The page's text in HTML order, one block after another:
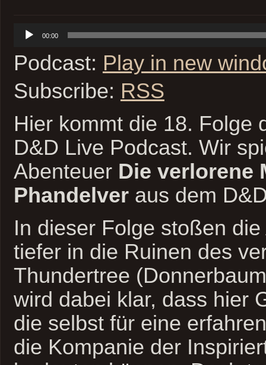
Audio-
Player
00:00
Podcast: Play in new
Subscribe: RSS
Hier kommt die 18. Folge
D&D Live Podcast. Wir
Abenteuer Die verlorene
Phandelveraus dem
In dieser Folge stoßen
tiefer in die Ruinen des
Thundertree
wird dabei klar, dass hier
die selbst für eine
die Kompanie der